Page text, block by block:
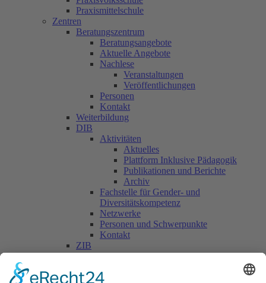
Praxismittelschule
Zentren
Beratungszentrum
Beratungsangebote
Aktuelle Angebote
Nachlese
Veranstaltungen
Veröffentlichungen
Personen
Kontakt
Weiterbildung
DIB
Aktivitäten
Aktuelles
Plattform Inklusive Pädagogik
Publikationen und Berichte
Archiv
Fachstelle für Gender- und
Diversitätskompetenz
Netzwerke
Personen und Schwerpunkte
Kontakt
ZIB
Päd. Praktische Studien
Personen